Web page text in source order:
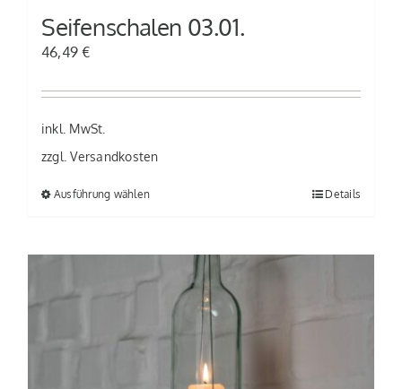
werden
Seifenschalen 03.01.
46,49 €
inkl. MwSt.
zzgl.Versandkosten
Ausführung wählenDieses
mehrere
Varianten
Die
Optionen
Details